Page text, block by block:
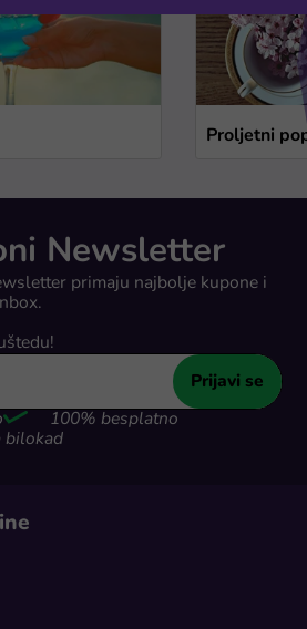
Proljetni
Newsletter
primaju najbolje kupone i
Prijavi se
100% besplatno
bilokad